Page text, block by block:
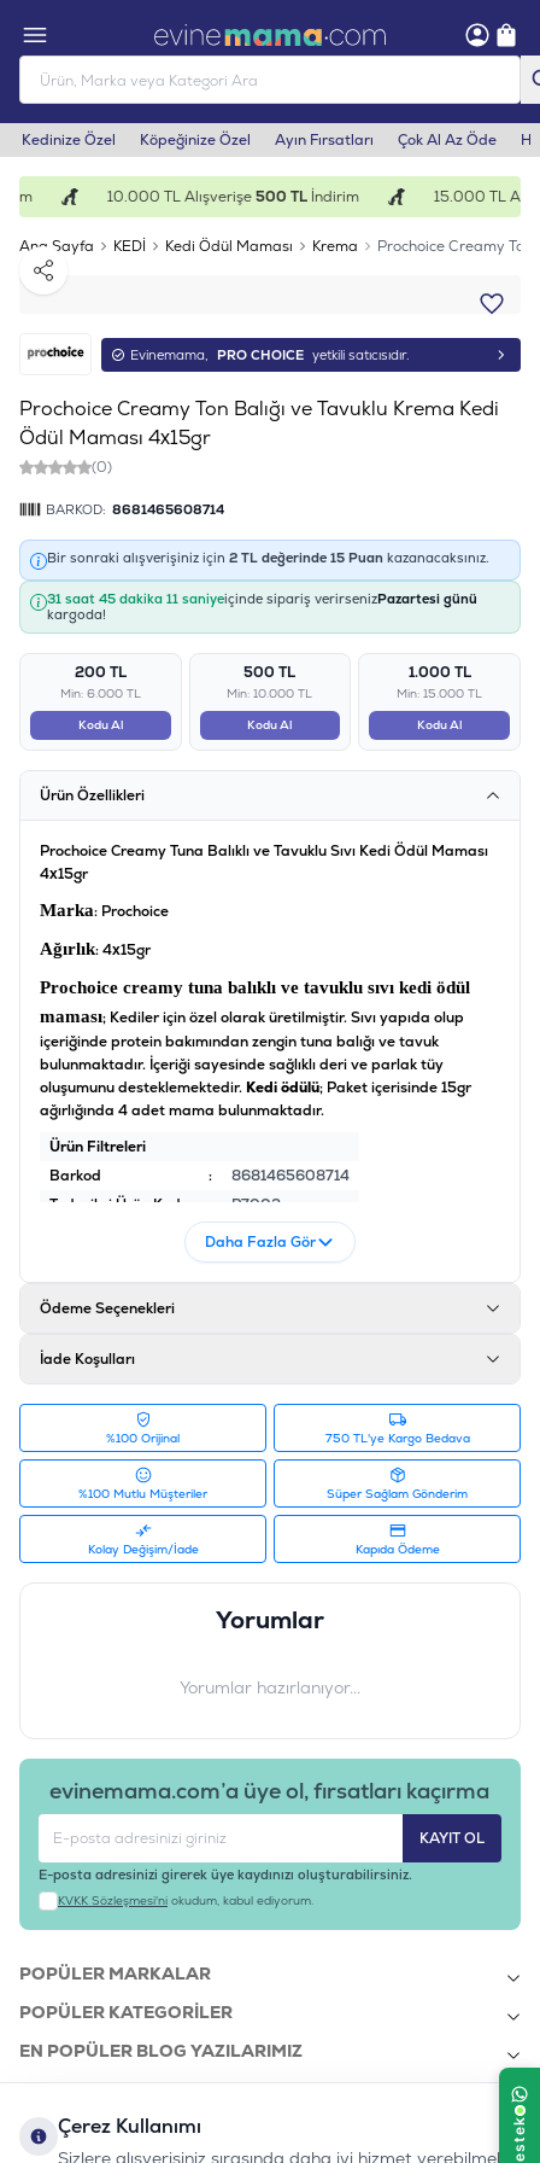
Kedinize Özel Köpeğinize Özel Ayın Fırsatları Çok Al Az Öde
10.000 TL Alışverişe500 TLİndirim 15.000 TL
Ana Sayfa KEDİ Kedi Ödül Maması Krema
Prochoice Creamy Ton
Paylaş
Evinemama, PRO CHOICE yetkili satıcısıdır.
Prochoice Creamy Ton Balığı ve Tavuklu Krema Kedi
Ödül Maması 4x15gr
(0)
BARKOD: 8681465608714
Bir sonraki alışverişiniz için 2 TL değerinde 15 Puan kazanacaksınız.
31 saat 45 dakika 11 saniyeiçinde sipariş verirsenizPazartesi günü
kargoda!
200 TL
Min: 6.000 TL
Kodu Al
500 TL
Min: 10.000 TL
Kodu Al
1.000 TL
Min: 15.000 TL
Kodu Al
Ürün Özellikleri
Prochoice Creamy Tuna Balıklı ve Tavuklu Sıvı Kedi Ödül Maması
4x15gr
Marka: Prochoice
Ağırlık: 4x15gr
Prochoice creamy tuna balıklı ve tavuklu sıvı kedi ödül
maması; Kediler için özel olarak üretilmiştir. Sıvı yapıda olup
içeriğinde protein bakımından zengin tuna balığı ve tavuk
bulunmaktadır. İçeriği sayesinde sağlıklı deri ve parlak tüy
oluşumunu desteklemektedir. Kedi ödülü; Paket içerisinde 15gr
ağırlığında 4 adet mama bulunmaktadır.
Ürün Filtreleri
Barkod
:
8681465608714
Tedarikçi Ürün Kodu
P7003
Daha Fazla Gör
Ödeme Seçenekleri
İade Koşulları
%100 Orijinal 750 TL'ye Kargo Bedava
%100 Mutlu Müşteriler Süper Sağlam Gönderim
Kolay Değişim/İade Kapıda Ödeme
Yorumlar
Yorumlar hazırlanıyor...
evinemama.com’a üye ol, fırsatları kaçırma
KAYIT OL
E-posta adresinizi girerek üye kaydınızı oluşturabilirsiniz.
KVKK Sözleşmesi'ni okudum, kabul ediyorum.
POPÜLER MARKALAR
POPÜLER KATEGORILER
EN POPÜLER BLOG YAZILARIMIZ
KURUMSAL
Çerez Kullanımı
Sizlere alışverişiniz sırasında daha iyi hizmet verebilmek